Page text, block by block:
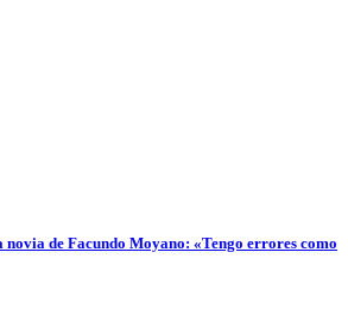
de Facundo Moyano: «Tengo errores como